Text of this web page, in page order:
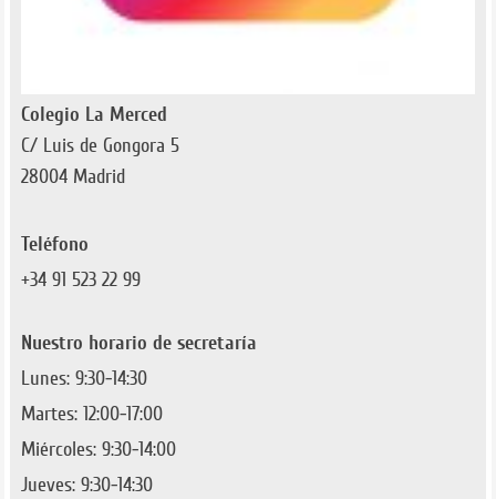
Colegio La Merced
C/ Luis de Gongora 5
28004 Madrid
Teléfono
+34 91 523 22 99
Nuestro horario de secretaría
Lunes: 9:30-14:30
Martes: 12:00-17:00
Miércoles: 9:30-14:00
Jueves: 9:30-14:30